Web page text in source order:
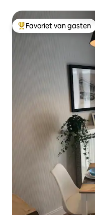
Topfavoriet van gasten
Favoriet van gasten